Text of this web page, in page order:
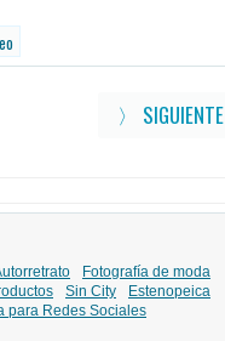
〉 SIGUIENTE
Fotografía de moda
Sin City
Estenopeica
para Redes Sociales